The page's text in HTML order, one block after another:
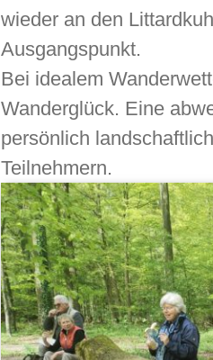
wieder an den
Ausgangspunkt.
Bei idealem
Wanderglück. Eine
persönlich
Teilnehmern.